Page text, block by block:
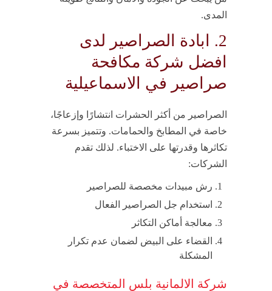
المدى.
2. ابادة الصراصير لدى
افضل شركة مكافحة
صراصير في الاسماعيلية
الصراصير من أكثر الحشرات انتشارًا وإزعاجًا،
خاصة في المطابخ والحمامات. وتتميز بسرعة
تكاثرها وقدرتها على الاختباء. لذلك تقدم
الشركات:
رش مبيدات مخصصة للصراصير
استخدام جل الصراصير الفعال
معالجة أماكن التكاثر
القضاء على البيض لضمان عدم تكرار
المشكلة
شركة الالمانية بلس المتخصصة في